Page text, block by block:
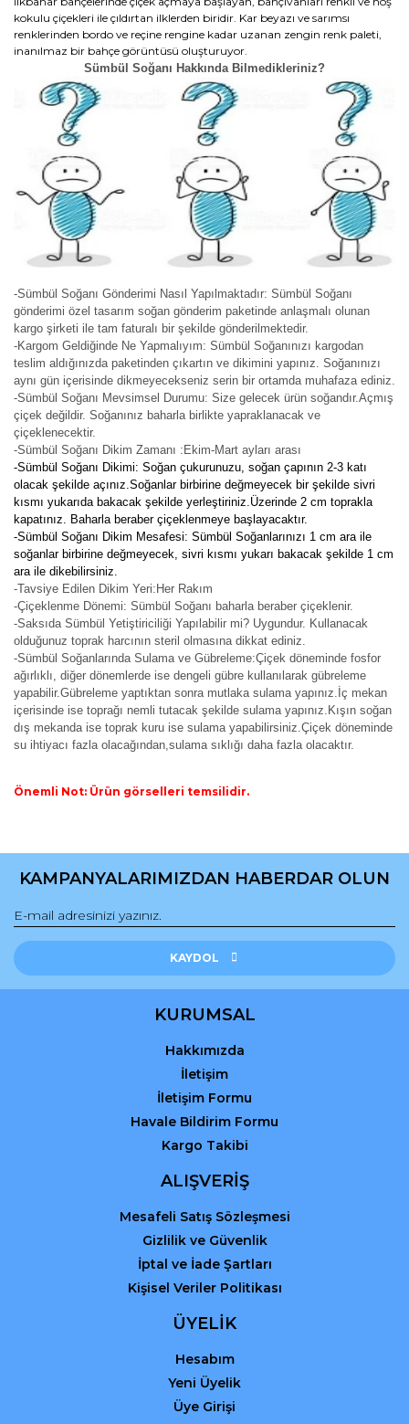
kokulu çiçekleri ile çıldırtan ilklerden biridir. Kar beyazı ve sarımsı
renklerinden bordo ve reçine rengine kadar uzanan zengin renk paleti,
inanılmaz bir bahçe görüntüsü oluşturuyor.
Sümbül Soğanı Hakkında Bilmedikleriniz?
-Sümbül Soğanı Gönderimi Nasıl Yapılmaktadır: Sümbül Soğanı
gönderimi özel tasarım soğan gönderim paketinde anlaşmalı olunan
kargo şirketi ile tam faturalı bir şekilde gönderilmektedir.
-Kargom Geldiğinde Ne Yapmalıyım: Sümbül Soğanınızı kargodan
teslim aldığınızda paketinden çıkartın ve dikimini yapınız. Soğanınızı
aynı gün içerisinde dikmeyecekseniz serin bir ortamda muhafaza ediniz.
-Sümbül Soğanı Mevsimsel Durumu: Size gelecek ürün soğandır.Açmış
çiçek değildir. Soğanınız baharla birlikte yapraklanacak ve
çiçeklenecektir.
-Sümbül Soğanı Dikim Zamanı :Ekim-Mart ayları arası
-Sümbül Soğanı Dikimi: Soğan çukurunuzu, soğan çapının 2-3 katı
olacak şekilde açınız.Soğanlar birbirine değmeyecek bir şekilde sivri
kısmı yukarıda bakacak şekilde yerleştiriniz.Üzerinde 2 cm toprakla
kapatınız. Baharla beraber çiçeklenmeye başlayacaktır.
-Sümbül Soğanı Dikim Mesafesi: Sümbül Soğanlarınızı 1 cm ara ile
soğanlar birbirine değmeyecek, sivri kısmı yukarı bakacak şekilde 1 cm
ara ile dikebilirsiniz.
-Tavsiye Edilen Dikim Yeri:Her Rakım
-Çiçeklenme Dönemi: Sümbül Soğanı baharla beraber çiçeklenir.
-Saksıda Sümbül Yetiştiriciliği Yapılabilir mi? Uygundur. Kullanacak
olduğunuz toprak harcının steril olmasına dikkat ediniz.
-Sümbül Soğanlarında Sulama ve Gübreleme:Çiçek döneminde fosfor
ağırlıklı, diğer dönemlerde ise dengeli gübre kullanılarak gübreleme
yapabilir.Gübreleme yaptıktan sonra mutlaka sulama yapınız.İç mekan
içerisinde ise toprağı nemli tutacak şekilde sulama yapınız.Kışın soğan
dış mekanda ise toprak kuru ise sulama yapabilirsiniz.Çiçek döneminde
su ihtiyacı fazla olacağından,sulama sıklığı daha fazla olacaktır.
Önemli Not: Ürün görselleri temsilidir.
konularda yetersiz gördüğünüz noktaları öneri formunu
Görüş ve önerileriniz için teşekkür ederiz.
Ürün resmi kalitesiz, bozuk veya görüntülenemiyor.
Ürün açıklamasında eksik bilgiler bulunuyor.
Ürün fiyatı diğer sitelerden daha pahalı.
Gönder
KAMPANYALARIMIZDAN HABERDAR OLUN
KAYDOL
KURUMSAL
Hakkımızda
İletişim
İletişim Formu
Havale Bildirim Formu
Kargo Takibi
ALIŞVERİŞ
Mesafeli Satış Sözleşmesi
Gizlilik ve Güvenlik
İptal ve İade Şartları
Kişisel Veriler Politikası
ÜYELİK
Hesabım
Yeni Üyelik
Üye Girişi